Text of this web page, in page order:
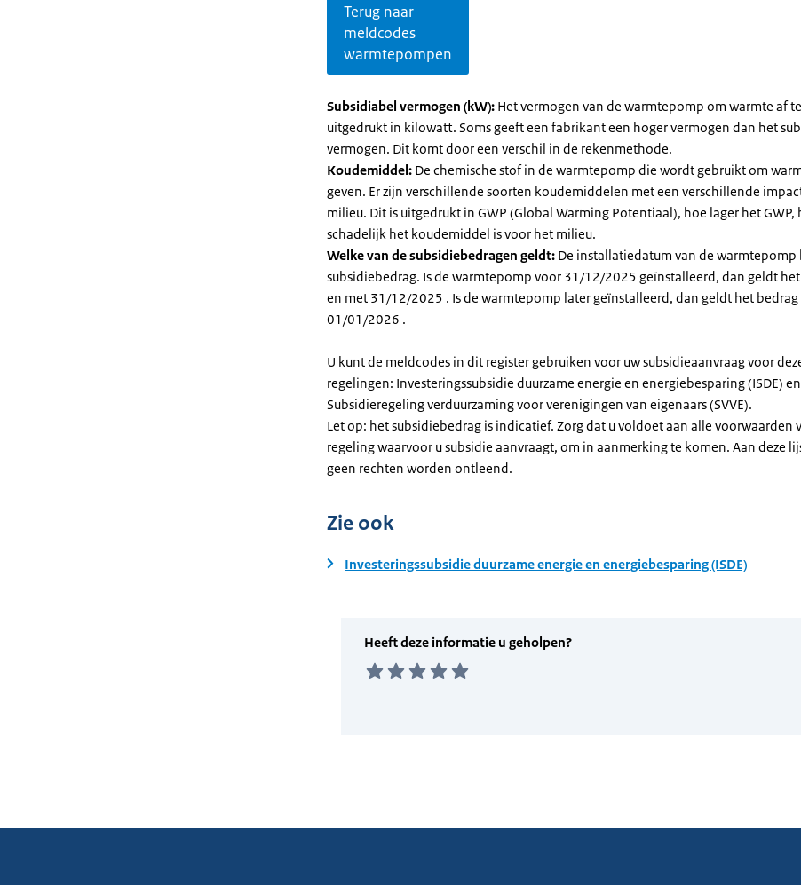
Terug naar
meldcodes
warmtepompen
Subsidiabel vermogen (kW): Het vermogen van de warmtepomp om warmte af
uitgedrukt in kilowatt. Soms geeft een fabrikant een hoger vermogen dan het
vermogen. Dit komt door een verschil in de rekenmethode.
Koudemiddel: De chemische stof in de warmtepomp die wordt gebruikt om
geven. Er zijn verschillende soorten koudemiddelen met een verschillende
milieu. Dit is uitgedrukt in GWP (Global Warming Potentiaal), hoe lager het
schadelijk het koudemiddel is voor het milieu.
Welke van de subsidiebedragen geldt: De installatiedatum van de
subsidiebedrag. Is de warmtepomp voor 31/12/2025 geïnstalleerd, dan geldt
en met 31/12/2025 . Is de warmtepomp later geïnstalleerd, dan geldt het bedrag
01/01/2026 .
U kunt de meldcodes in dit register gebruiken voor uw subsidieaanvraag voor
regelingen: Investeringssubsidie duurzame energie en energiebesparing (ISDE)
Subsidieregeling verduurzaming voor verenigingen van eigenaars (SVVE).
Let op: het subsidiebedrag is indicatief. Zorg dat u voldoet aan alle voorwaarden
regeling waarvoor u subsidie aanvraagt, om in aanmerking te komen. Aan deze
geen rechten worden ontleend.
Zie ook
Investeringssubsidie duurzame energie en energiebesparing (ISDE)